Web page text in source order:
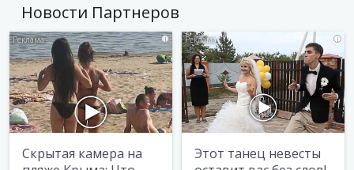
Новости Партнеров
i
Скрытая камера на
i
Этот танец невесты